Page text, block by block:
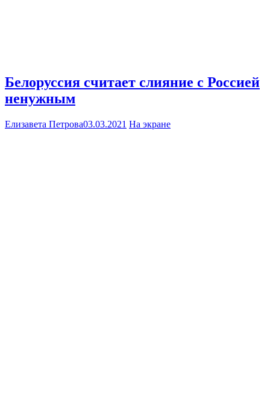
Белоруссия считает слияние с Россией
ненужным
Елизавета Петрова03.03.2021 На экране